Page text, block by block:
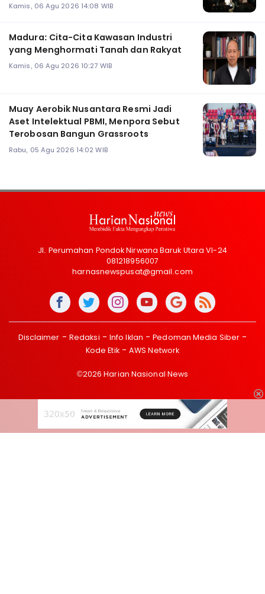
Kamis, 06 Agu 2026 14:08 WIB
Madura: Cita-Cita Kawasan Industri
yang Menghormati Tanah dan Rakyat
Kamis, 06 Agu 2026 10:27 WIB
Muay Aerobik Nusantara Resmi Jadi
Aset Intelektual PBMI, Menpora Sebut
Terobosan Bangun Grassroots
Rabu, 05 Agu 2026 14:02 WIB
Jl. Perumahan Pondok Nirwana Baruk Utara VI-24
081218956007
harnasnewspusat@gmail.com
Disclaimer Redaksi Info Iklan
Pedoman Media Siber
Kode Etik
AWS Network
©2026 Harian Nasional News